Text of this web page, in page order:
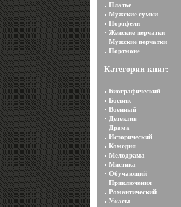
Платье
Мужские сумки
Портфели
Женские перчатки
Мужские перчатки
Портмоне
Категории книг:
Биографический
Боевик
Военный
Детектив
Драма
Исторический
Комедия
Мелодрама
Мистика
Обучающий
Приключения
Романтический
Ужасы